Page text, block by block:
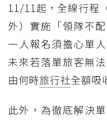
11/11起，全線行程
外）實施「領隊不
一人報名須擔心單
未來若落單旅客無
由何時旅行社全額吸
此外，為徹底解決